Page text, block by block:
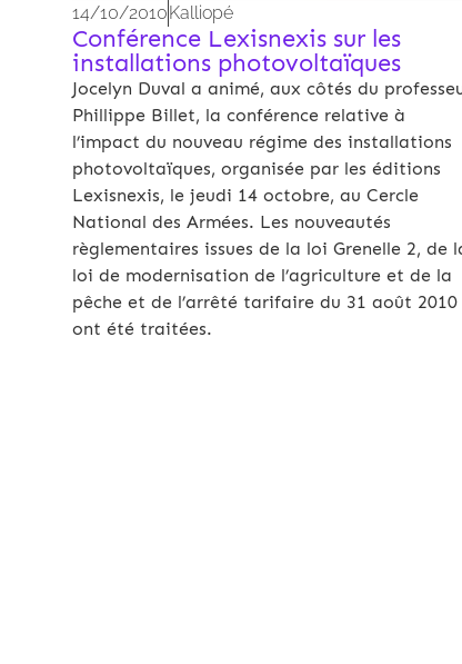
14/10/2010 Kalliopé
Conférence Lexisnexis sur les
installations photovoltaïques
Jocelyn Duval a animé, aux côtés du
Phillippe Billet, la conférence relative à
l’impact du nouveau régime des installations
photovoltaïques, organisée par les éditions
Lexisnexis, le jeudi 14 octobre, au Cercle
National des Armées. Les nouveautés
règlementaires issues de la loi Grenelle 2, de
loi de modernisation de l’agriculture et de la
pêche et de l’arrêté tarifaire du 31 août 2010
ont été traitées.